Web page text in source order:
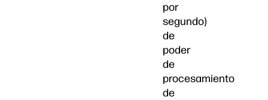
por
segundo)
de
poder
de
procesamiento
de